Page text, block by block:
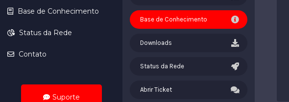
Base de Conhecimento
Status da Rede
Contato
Suporte
Base de Conhecimento
Downloads
Status da Rede
Abrir Ticket